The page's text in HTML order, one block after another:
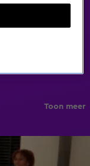
Toon meer